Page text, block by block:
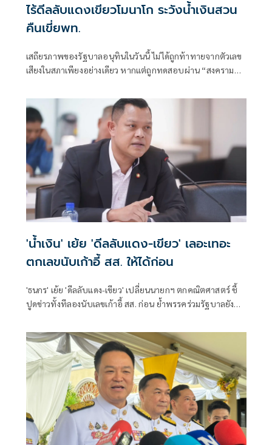
ไร้ดีลลับแดงเขียวโมนาโก ระวังน้ำเงินสวน
คืนเขี่ยพท.
เสถียรภาพของรัฐบาลอนุทินในวันนี้ ไม่ได้ถูกท้าทายจากตัวเลข
เสียงในสภาเพียงอย่างเดียว หากแต่ถูกทดสอบผ่าน “สงคราม
ข่ายอำนาจของพรรคภูมิใจไทย
'น้ำเงิน' เย้ย 'ดีลลับแดง-เขียว' เลอะเทอะ
ตกเลขนับเก้าอี้ สส. ให้ได้ก่อน
'ธนกร' เย้ย 'ดีลลับแดง-เขียว' เปลี่ยนนายกฯ ตกคณิตศาสตร์ ชี้
ปูดข่าวทั้งทีลองนับเลขเก้าอี้ สส. ก่อน ย้ำพรรคร่วมรัฐบาลยัง